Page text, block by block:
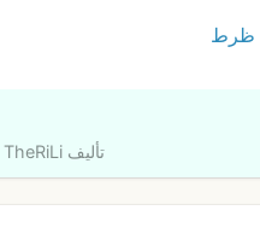
ظرط
تأليفTheRiLi